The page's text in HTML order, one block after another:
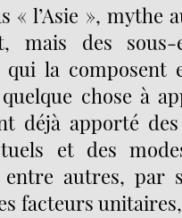
« l’Asie », mythe
mais des
qui la composent
chose à
déjà apporté
et des
entre autres, par
facteurs